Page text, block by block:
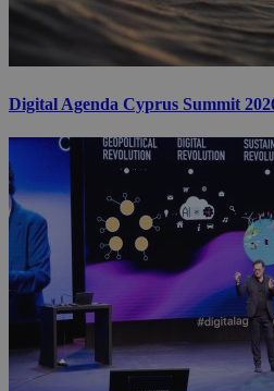
Digital Agenda Cyprus Summit